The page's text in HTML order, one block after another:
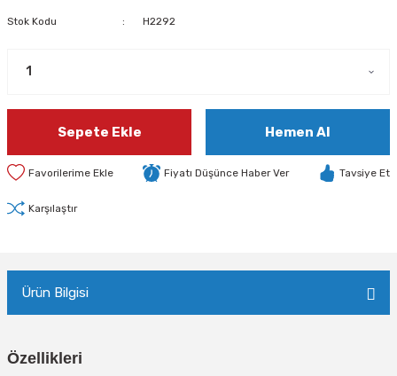
Stok Kodu H2292
Sepete Ekle Hemen Al
Fiyatı Düşünce Haber Ver Tavsiye Et
Karşılaştır
Ürün Bilgisi
Özellikleri